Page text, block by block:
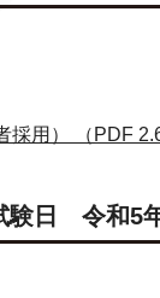
用） （PDF 2.6
験日 令和5